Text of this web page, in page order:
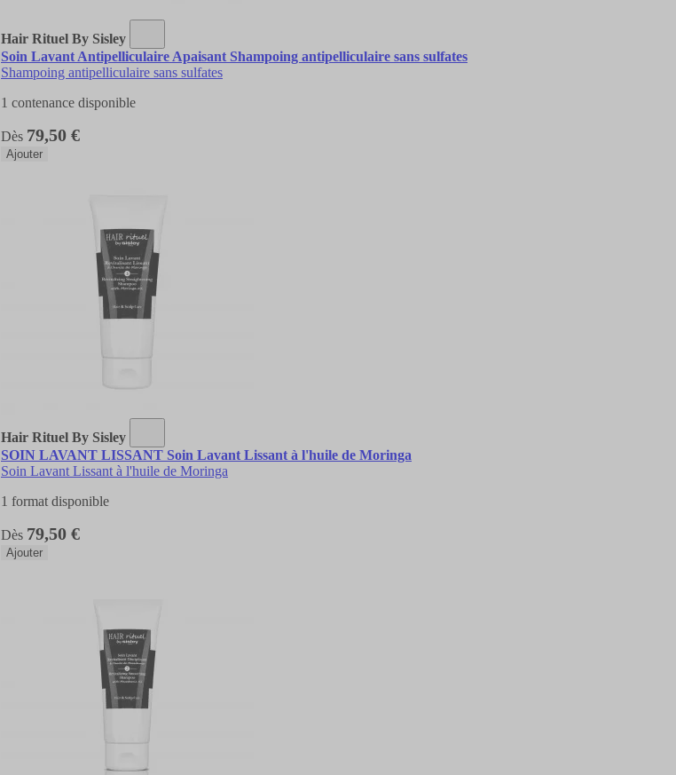
Hair Rituel By Sisley
Soin Lavant Antipelliculaire Apaisant Shampoing antipelliculaire sans sulfates
Shampoing antipelliculaire sans sulfates
1 contenance disponible
Dès 79,50 €
Ajouter
Hair Rituel By Sisley
SOIN LAVANT LISSANT Soin Lavant Lissant à l'huile de Moringa
Soin Lavant Lissant à l'huile de Moringa
1 format disponible
Dès 79,50 €
Ajouter